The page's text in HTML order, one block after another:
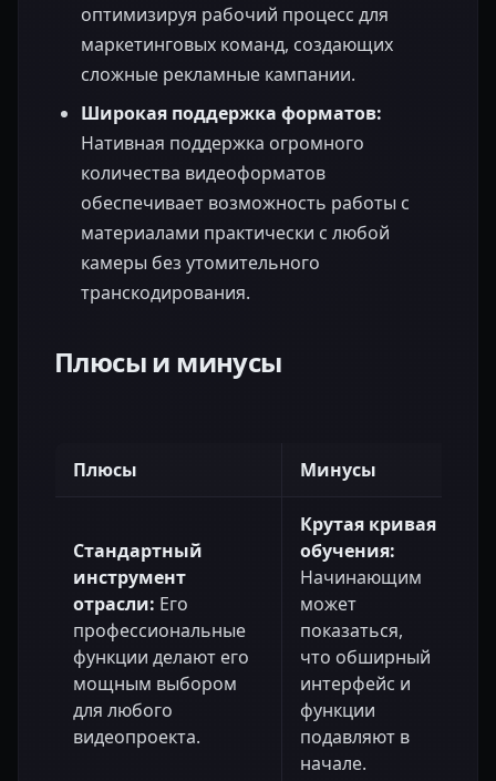
оптимизируя рабочий процесс для
маркетинговых команд, создающих
сложные рекламные кампании.
Широкая поддержка форматов:
Нативная поддержка огромного
количества видеоформатов
обеспечивает возможность работы с
материалами практически с любой
камеры без утомительного
транскодирования.
Плюсы и минусы
Плюсы Минусы
Стандартный
инструмент
отрасли: Его
профессиональные
функции делают его
мощным выбором
для любого
видеопроекта.
Крутая кривая
обучения:
Начинающим
может
показаться,
что обширный
интерфейс и
функции
подавляют в
начале.